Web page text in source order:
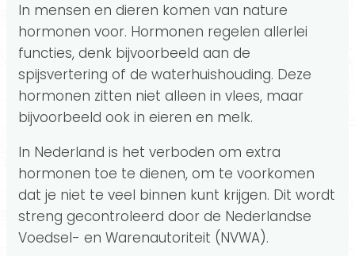
In mensen en dieren komen van nature
hormonen voor. Hormonen regelen allerlei
functies, denk bijvoorbeeld aan de
spijsvertering of de waterhuishouding. Deze
hormonen zitten niet alleen in vlees, maar
bijvoorbeeld ook in eieren en melk.
In Nederland is het verboden om extra
hormonen toe te dienen, om te voorkomen
dat je niet te veel binnen kunt krijgen. Dit wordt
streng gecontroleerd door de Nederlandse
Voedsel- en Warenautoriteit (NVWA).